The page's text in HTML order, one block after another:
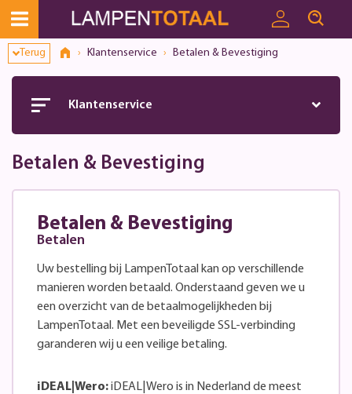
Terug Klantenservice Betalen & Bevestiging
Klantenservice
Betalen & Bevestiging
Betalen & Bevestiging
Betalen
Uw bestelling bij LampenTotaal kan op verschillende
manieren worden betaald. Onderstaand geven we u
een overzicht van de betaalmogelijkheden bij
LampenTotaal. Met een beveiligde SSL-verbinding
garanderen wij u een veilige betaling.
iDEAL|Wero:iDEAL|Wero is in Nederland de meest